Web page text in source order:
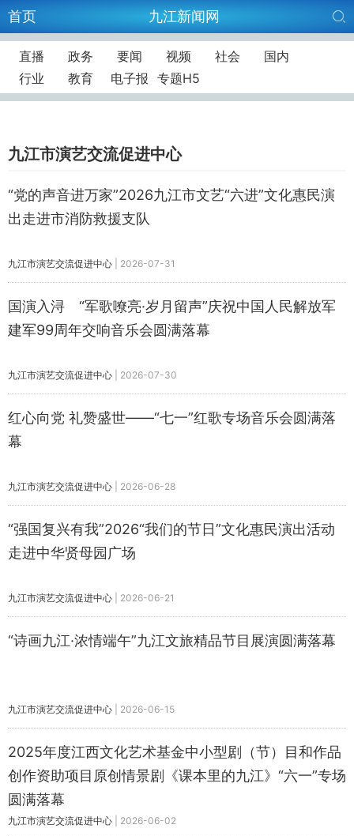
首页 九江新闻网
直播 政务 要闻 视频 社会
国内
行业
教育 电子报 专题H5
九江市演艺交流促进中心
“党的声音进万家”2026九江市文艺“六进”文化惠民演
出走进市消防救援支队
九江市演艺交流促进中心 2026-07-31
国演入浔 “军歌嘹亮·岁月留声”庆祝中国人民解放军
建军99周年交响音乐会圆满落幕
九江市演艺交流促进中心 2026-07-30
红心向党 礼赞盛世——“七一”红歌专场音乐会圆满落
幕
九江市演艺交流促进中心 2026-06-28
“强国复兴有我”2026“我们的节日”文化惠民演出活动
走进中华贤母园广场
九江市演艺交流促进中心 2026-06-21
“诗画九江·浓情端午”九江文旅精品节目展演圆满落幕
九江市演艺交流促进中心 2026-06-15
2025年度江西文化艺术基金中小型剧（节）目和作品
创作资助项目原创情景剧《课本里的九江》“六一”专场
圆满落幕
九江市演艺交流促进中心 2026-06-02